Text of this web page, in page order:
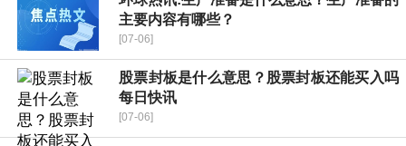
主要内容有哪些？
[07-06]
股票封板是什么意思？股票封板还能买入吗
每日快讯
[07-06]